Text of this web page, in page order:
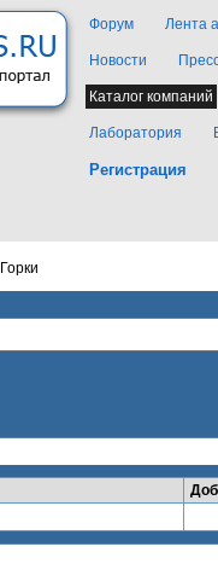
Форум Лента
Новости
Каталог компаний
Лаборатория
Регистрация